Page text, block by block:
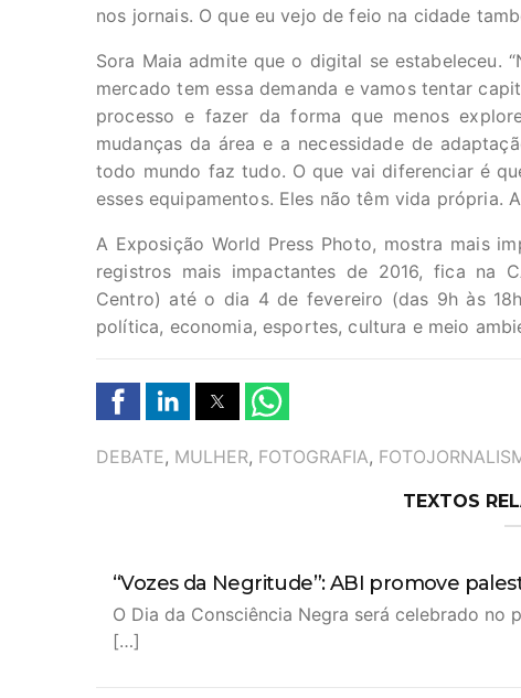
nos jornais. O que eu vejo de feio na cidade
Sora Maia admite que o digital se estabeleceu.
mercado tem essa demanda e vamos tentar
processo e fazer da forma que menos
mudanças da área e a necessidade de
todo mundo faz tudo. O que vai diferenciar é
esses equipamentos. Eles não têm vida própria.
A Exposição World Press Photo, mostra mais
registros mais impactantes de 2016, fica na
Centro) até o dia 4 de fevereiro (das 9h às
política, economia, esportes, cultura e meio
TAGS
DEBATE, MULHER, FOTOGRAFIA,
TEXTOS
“Vozes da Negritude”: ABI promove
O Dia da Consciência Negra será celebrado
[…]